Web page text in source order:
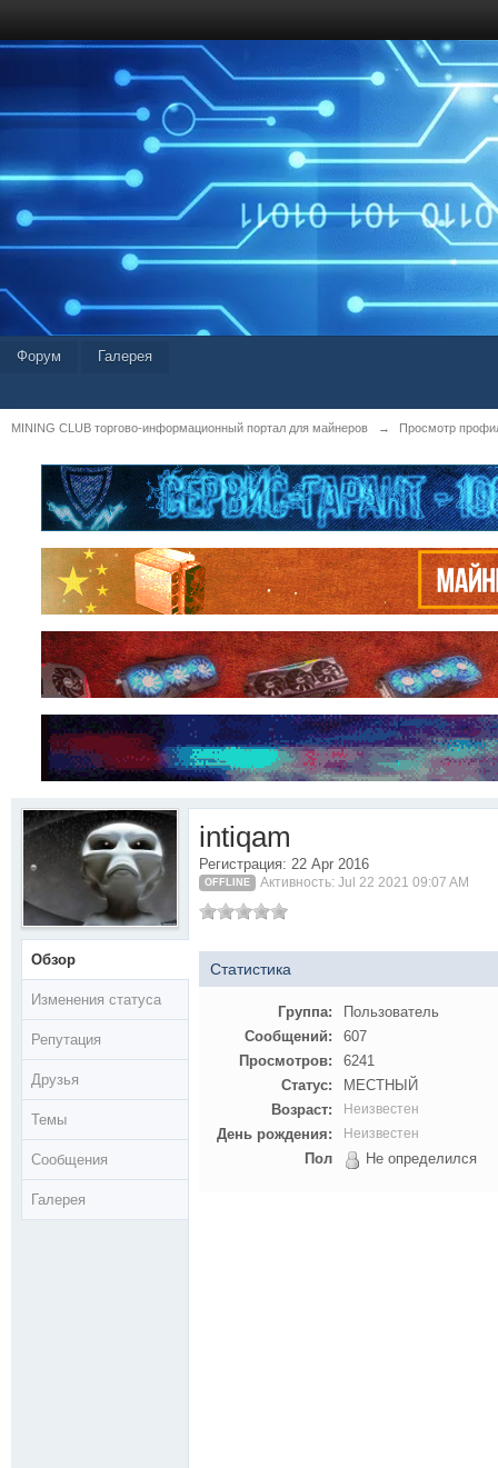
Форум Галерея
MINING CLUB торгово-информационный портал для майнеров → Просмотр
Обзор
Изменения статуса
Репутация
Друзья
Темы
Сообщения
Галерея
intiqam
Регистрация: 22 Apr 2016
OFFLINE Активность: Jul 22 2021 09:07 AM
Статистика
Группа:
Пользователь
Сообщений:
607
Просмотров:
6241
Статус:
МЕСТНЫЙ
Возраст:
Неизвестен
День рождения: Неизвестен
Пол Не определился